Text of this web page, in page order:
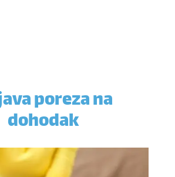
poreza na
dohodak